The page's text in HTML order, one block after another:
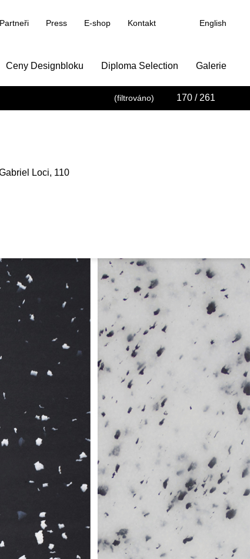
Partneři Press E-shop Kontakt English
Ceny Designbloku Diploma Selection Galerie
(filtrováno) 170 / 261
Loci, 110